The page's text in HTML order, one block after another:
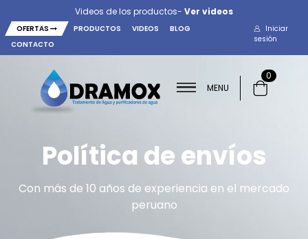
Videos de los productos- Ver videos
OFERTAS PRODUCTOS VIDEOS
BLOG
CONTACTO
Iniciar
sesión
MENU
0
Política de envíos
Con más de 10 años de experiencia en el mercado
peruano